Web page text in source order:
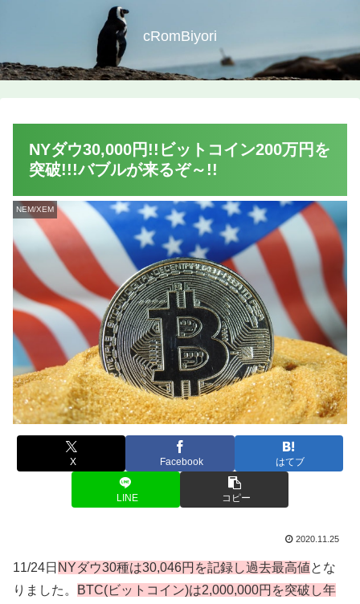
cRomBiyori
NYダウ30,000円!!ビットコイン200万円を
突破!!!バブルが来るぞ～!!
NEM/XEM
X Facebook はてブ
LINE コピー
2020.11.25
11/24日 NYダウ30種は30,046円を記録し過去最高値とな
りました。
BTC(ビットコイン)は2,000,000円を突破し年